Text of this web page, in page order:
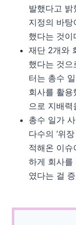
발했다고 밝
지정의 바탕
했다는 것이
재단 2개와
했다는 것
터는 총수
회사를 활
으로 지배
총수 일가
다수의 ‘위
적해온 이슈
하게 회사를
였다는 걸